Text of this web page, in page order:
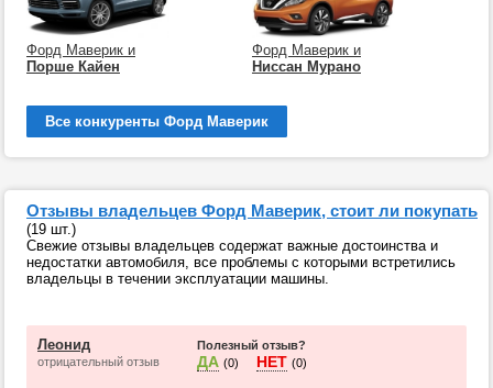
Форд Маверик и
Порше Кайен
Форд Маверик и
Ниссан Мурано
Все конкуренты Форд Маверик
Отзывы владельцев Форд Маверик, стоит ли покупать
(19 шт.)
Свежие отзывы владельцев содержат важные достоинства и
недостатки автомобиля, все проблемы с которыми встретились
владельцы в течении эксплуатации машины.
Леонид
отрицательный отзыв
Полезный отзыв?
ДА (0) НЕТ (0)